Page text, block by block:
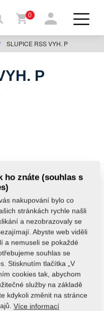
0
SLUPICE RSS VYH. P
P
ho znáte (souhlas s
nakupování bylo co
stránkách rychle našli
a nezobrazovaly se
Abyste web viděli
a nemuseli se pokaždé
souhlas se
Stisknutím tlačítka „V
cookies tak, abychom
služby na základě
kdykoli změnit na stránce
Více informací